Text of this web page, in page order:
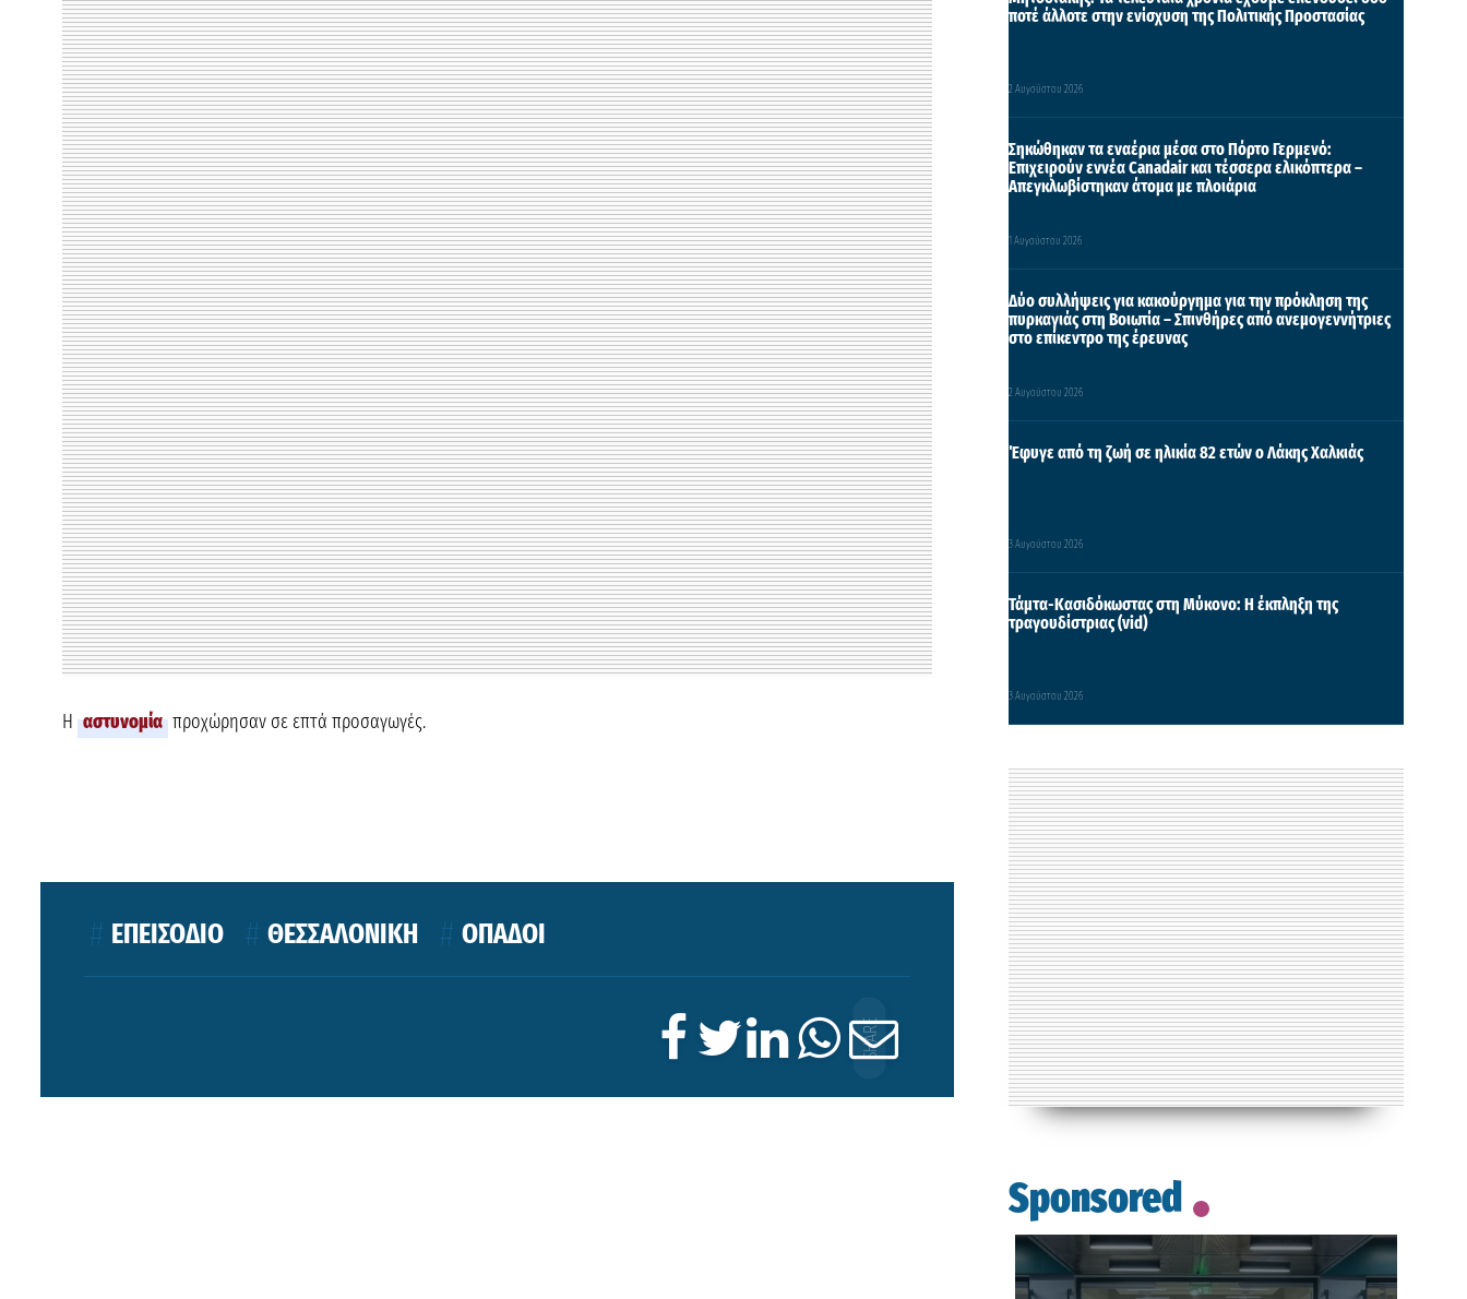
H αστυνομία προχώρησαν σε επτά προσαγωγές.
ΕΠΕΙΣΟΔΙΟ ΘΕΣΣΑΛΟΝΙΚΗ ΟΠΑΔΟΙ
ποτέ άλλοτε στην ενίσχυση της Πολιτικής Προστασίας
2 Αυγούστου 2026
Σηκώθηκαν τα εναέρια μέσα στο Πόρτο Γερμενό:
Επιχειρούν εννέα Canadair και τέσσερα ελικόπτερα –
Απεγκλωβίστηκαν άτομα με πλοιάρια
1 Αυγούστου 2026
Δύο συλλήψεις για κακούργημα για την πρόκληση της
πυρκαγιάς στη Βοιωτία – Σπινθήρες από ανεμογεννήτριες
στο επίκεντρο της έρευνας
2 Αυγούστου 2026
Έφυγε από τη ζωή σε ηλικία 82 ετών ο Λάκης Χαλκιάς
3 Αυγούστου 2026
Τάμτα-Κασιδόκωστας στη Μύκονο: Η έκπληξη της
τραγουδίστριας (vid)
3 Αυγούστου 2026
Sponsored